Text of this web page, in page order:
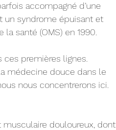
accompagné d’une
un syndrome épuisant et
santé (OMS) en 1990.
premières lignes.
médecine douce dans le
nous concentrerons ici.
douloureux, dont